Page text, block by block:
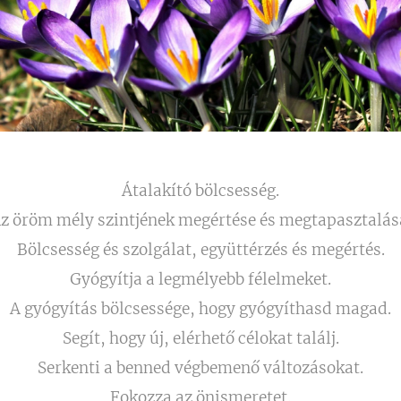
Átalakító bölcsesség.
öröm mély szintjének megértése és
Bölcsesség és szolgálat, együttérzés és megértés.
Gyógyítja a legmélyebb félelmeket.
A gyógyítás bölcsessége, hogy gyógyíthasd magad.
Segít, hogy új, elérhető célokat találj.
Serkenti a benned végbemenő változásokat.